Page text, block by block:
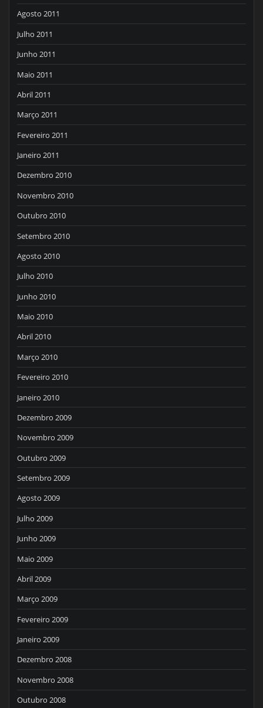
Agosto 2011
Julho 2011
Junho 2011
Maio 2011
Abril 2011
Março 2011
Fevereiro 2011
Janeiro 2011
Dezembro 2010
Novembro 2010
Outubro 2010
Setembro 2010
Agosto 2010
Julho 2010
Junho 2010
Maio 2010
Abril 2010
Março 2010
Fevereiro 2010
Janeiro 2010
Dezembro 2009
Novembro 2009
Outubro 2009
Setembro 2009
Agosto 2009
Julho 2009
Junho 2009
Maio 2009
Abril 2009
Março 2009
Fevereiro 2009
Janeiro 2009
Dezembro 2008
Novembro 2008
Outubro 2008